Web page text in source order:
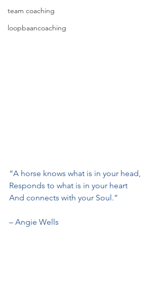
team coaching
loopbaancoaching
“A horse knows what is in your head,
Responds to what is in your heart
And connects with your Soul.”
– Angie Wells